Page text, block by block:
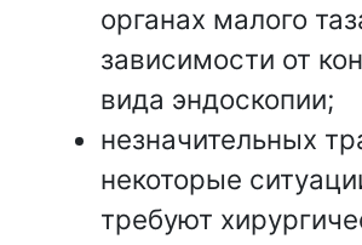
органах малого
зависимости от
вида эндоскопии;
незначительных
некоторые
требуют